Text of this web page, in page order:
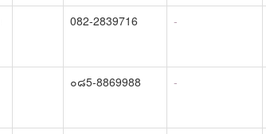
082-2839716 -
๐๘5-8869988 -